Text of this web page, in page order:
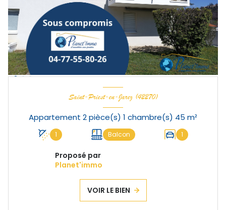
Saint-Priest-en-Jarez (42270)
Appartement 2 pièce(s) 1 chambre(s) 45 m²
1 Balcon 1
Proposé par
Planet'immo
VOIR LE BIEN